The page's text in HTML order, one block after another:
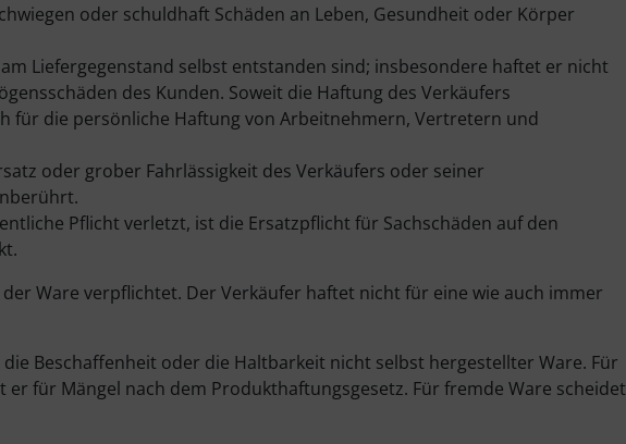
oder schuldhaft Schäden an Leben, Gesundheit oder Körper
Liefergegenstand selbst entstanden sind; insbesondere haftet er nicht
des Kunden. Soweit die Haftung des Verkäufers
für die persönliche Haftung von Arbeitnehmern, Vertretern und
oder grober Fahrlässigkeit des Verkäufers oder seiner
Pflicht verletzt, ist die Ersatzpflicht für Sachschäden auf den
Ware verpflichtet. Der Verkäufer haftet nicht für eine wie auch immer
Beschaffenheit oder die Haltbarkeit nicht selbst hergestellter Ware. Für
für Mängel nach dem Produkthaftungsgesetz. Für fremde Ware scheidet